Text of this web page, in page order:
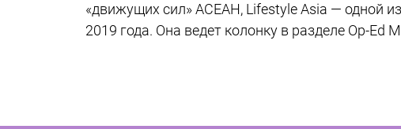
«движущих сил» АСЕАН, Lifestyle Asia — одной
2019 года. Она ведет колонку в разделе Op-Ed